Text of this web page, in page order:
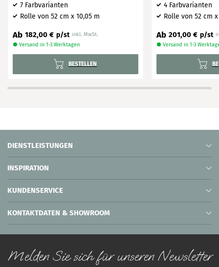
7 Farbvarianten
Rolle von 52 cm x 10,05 m
Ab 182,00 € p/st inkl. MwSt.
● Versand in 1-3 Werktagen
BESTELLEN
4 Farbvarianten
Rolle von 52 cm
Ab 201,00 € p/st
● Versand in 1-3
DIENSTLEISTUNGEN
INSPIRATION
KUNDENSERVICE
KONTAKTDATEN & SHOWROOM
Melden Sie sich für unseren Newsletter